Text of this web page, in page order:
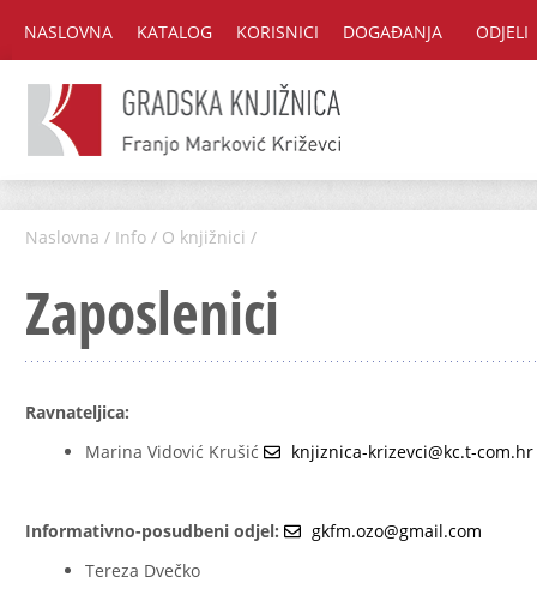
NASLOVNA KATALOG KORISNICI DOGAĐANJA ODJELI
Naslovna / Info / O knjižnici /
Zaposlenici
Ravnateljica:
Marina Vidović Krušić
knjiznica-krizevci@kc.t-com.hr
Informativno-posudbeni odjel:
gkfm.ozo@gmail.com
Tereza Dvečko